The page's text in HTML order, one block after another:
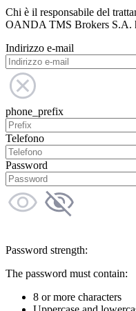
Chi è il responsabile del
OANDA TMS Brokers S.A.
Indirizzo e-mail
phone_prefix
Telefono
Password
Password strength:
The password must contain:
8 or more characters